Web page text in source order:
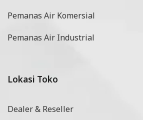
Pemanas Air Komersial
Pemanas Air Industrial
Lokasi Toko
Dealer & Reseller